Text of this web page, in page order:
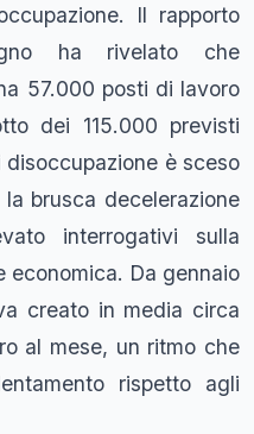
Il rapporto
ha rivelato che
57.000 posti di lavoro
dei 115.000 previsti
è sceso
brusca decelerazione
interrogativi sulla
economica. Da gennaio
creato in media circa
al mese, un ritmo che
rispetto agli